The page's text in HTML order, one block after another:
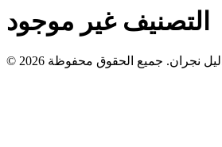
التصنيف غير موجود